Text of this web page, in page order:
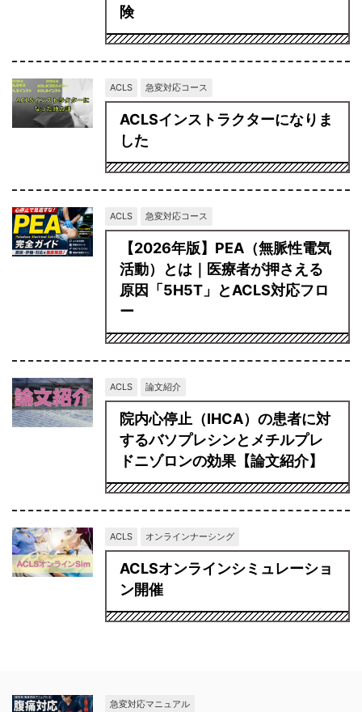
険
ACLS 急変対応コース
ACLSインストラクターになりま
した
ACLS 急変対応コース
【2026年版】PEA（無脈性電気
活動）とは｜医療者が押さえる
原因「5H5T」とACLS対応フロ
ー
ACLS 論文紹介
院内心停止（IHCA）の患者に対
するバソプレシンとメチルプレ
ドニゾロンの効果【論文紹介】
ACLS オンラインナーシング
ACLSオンラインシミュレーショ
ン開催
急変対応マニュアル